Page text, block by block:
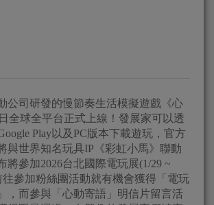
司研發的慢節奏生活模擬遊戲《心
全球全平台正式上線！發展家可以透
Play以及PC版本下載遊玩，官方
與世界知名玩具IP《彩虹小馬》聯動
將參加2026台北國際電玩展(1/29 ~
往參加粉絲團活動就有機會獲得「電玩
，而參與「心動寄語」明信片留言活